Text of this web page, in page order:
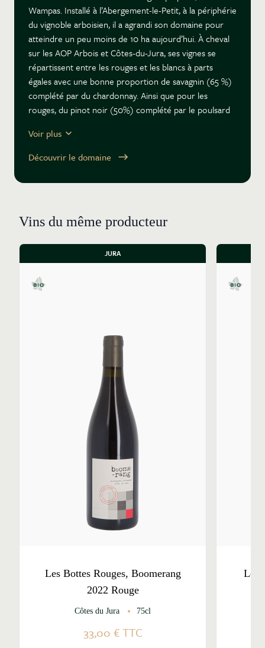
Wampas. Installé à l’Abergement-le-Petit, à la périphérie
du vignoble arboisien, il a agrandi son domaine pour
atteindre un peu moins de 10 ha aujourd’hui. À cheval
sur les AOP Arbois et Côtes-du-Jura, ses vignes se
répartissent entre les rouges et les blancs à parts
égales avec une bonne proportion de savagnin (65 %)
complété par du chardonnay. Ainsi que pour les
rouges, du pinot noir (50%) complété par le poulsard
ses débuts l’association le Nez dans la Vert qui
regroupe les vignerons bio du Jura. Une association au
entre vignerons l’emporte sur la compétition. Les
ont remarqué que c’est un cépage très difficile à
environ trois semaines en cuves inox sans ajout de
sulfite. Jean-Baptiste privilégie les remontages aux
pigeages et des vinifications les plus douces possible.
Le pressurage des blancs est effectué en grappes
embouteillés avec une dose minimum de sulfites (20 à
30 mg/l de SO₂ dans les deux couleurs), les mises en
bouteilles ont lieu généralement pour les vendanges
suivantes. Les vins blancs sont légèrement filtrés.
Depuis 2016, Jean-Baptiste a été rejoint par son
associée Florien Kleine Snuverink, d’origine
néerlandaise, très impliquée dans la vie du domaine.
Découvrez les cuvées emblématiques des Bottes
Rouges que sont en rouge, Gibus, un pur trousseau.
Boomerang, qui assemble le trousseau au poulsard. En
blanc, le chardonnay Des Nouvelles et le savagnin
ouillé, Album. De savoureux vins du Jura au style épuré
Voir plus
Découvrir le domaine
Vins du même producteur
JURA
Les Bottes Rouges, Boomerang
2022 Rouge
Côtes du Jura 75cl
33,00 €TTC
Les